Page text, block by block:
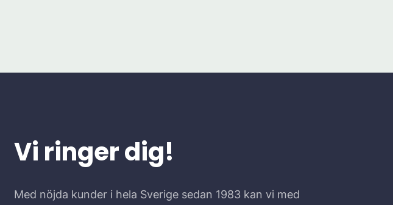
Vi ringer dig!
Med nöjda kunder i hela Sverige sedan 1983 kan vi med